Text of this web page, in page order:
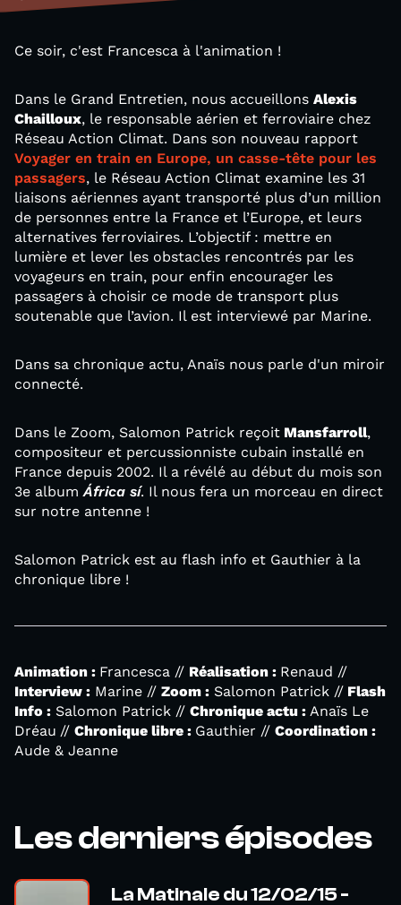
Ce soir, c'est Francesca à l'animation !
Dans le Grand Entretien, nous accueillons Alexis
Chailloux, le responsable aérien et ferroviaire chez
Réseau Action Climat. Dans son nouveau rapport
Voyager en train en Europe, un casse-tête pour les
passagers, le Réseau Action Climat examine les 31
liaisons aériennes ayant transporté plus d’un million
de personnes entre la France et l’Europe, et leurs
alternatives ferroviaires. L’objectif : mettre en
lumière et lever les obstacles rencontrés par les
voyageurs en train, pour enfin encourager les
passagers à choisir ce mode de transport plus
soutenable que l’avion. Il est interviewé par Marine.
Dans sa chronique actu, Anaïs nous parle d'un miroir
connecté.
Dans le Zoom, Salomon Patrick reçoit Mansfarroll,
compositeur et percussionniste cubain installé en
France depuis 2002. Il a révélé au début du mois son
3e albumÁfrica sí. Il nous fera un morceau en direct
sur notre antenne !
Salomon Patrick est au flash info et Gauthier à la
chronique libre !
Animation : Francesca // Réalisation : Renaud //
Interview : Marine // Zoom : Salomon Patrick // Flash
Info : Salomon Patrick // Chronique actu : Anaïs Le
Dréau // Chronique libre : Gauthier // Coordination :
Aude & Jeanne
Les derniers épisodes
La Matinale du 12/02/15 -